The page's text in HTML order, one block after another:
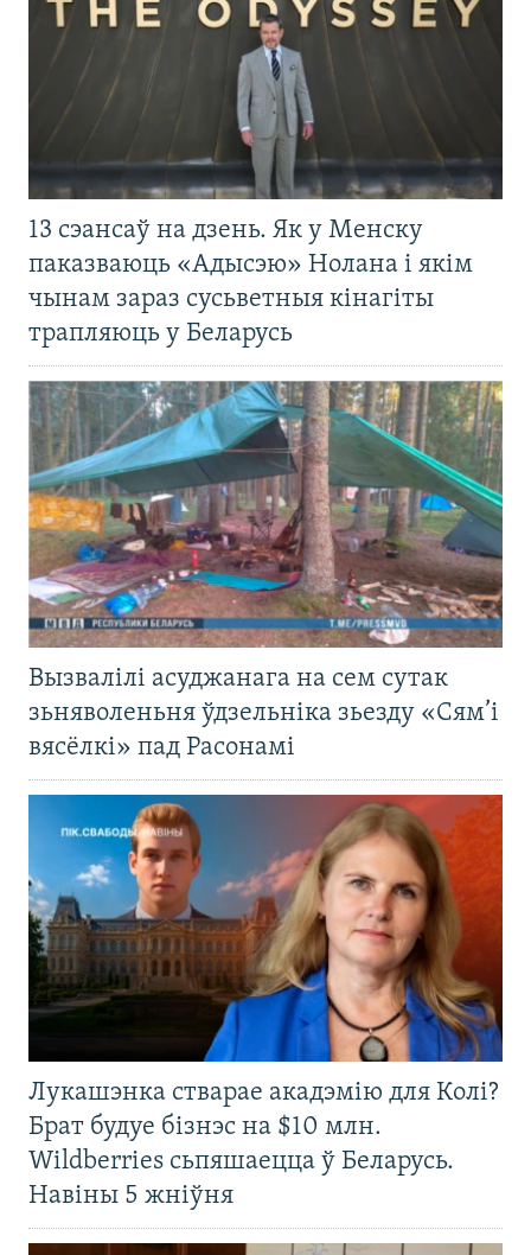
13 сэансаў на дзень. Як у Менску
паказваюць «Адысэю» Нолана і якім
чынам зараз сусьветныя кінагіты
трапляюць у Беларусь
Вызвалілі асуджанага на сем сутак
зьняволеньня ўдзельніка зьезду «Сям’і
вясёлкі» пад Расонамі
Лукашэнка стварае акадэмію для Колі?
Брат будуе бізнэс на $10 млн.
Wildberries сьпяшаецца ў Беларусь.
Навіны 5 жніўня